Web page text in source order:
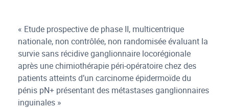
« Etude prospective de phase II, multicentrique
nationale, non contrôlée, non randomisée évaluant la
survie sans récidive ganglionnaire locorégionale
après une chimiothérapie péri-opératoire chez des
patients atteints d’un carcinome épidermoïde du
pénis pN+ présentant des métastases ganglionnaires
inguinales »